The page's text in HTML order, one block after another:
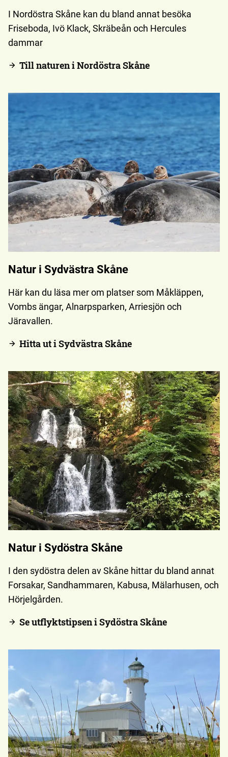
I Nordöstra Skåne kan du bland annat besöka
Friseboda, Ivö Klack, Skräbeån och Hercules
dammar
Till naturen i Nordöstra Skåne
Natur i Sydvästra Skåne
Här kan du läsa mer om platser som Måkläppen,
Vombs ängar, Alnarpsparken, Arriesjön och
Järavallen.
Hitta ut i Sydvästra Skåne
Natur i Sydöstra Skåne
I den sydöstra delen av Skåne hittar du bland annat
Forsakar, Sandhammaren, Kabusa, Mälarhusen, och
Hörjelgården.
Se utflyktstipsen i Sydöstra Skåne